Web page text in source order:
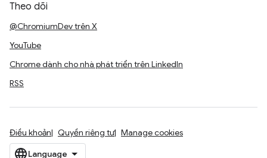
Theo dõi
@ChromiumDev trên X
YouTube
Chrome dành cho nhà phát triển trên LinkedIn
RSS
Điều khoản Quyền riêng tư Manage cookies